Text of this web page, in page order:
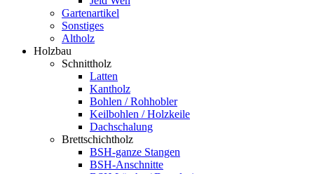
Gartenartikel
Sonstiges
Altholz
Holzbau
Schnittholz
Latten
Kantholz
Bohlen / Rohhobler
Keilbohlen / Holzkeile
Dachschalung
Brettschichtholz
BSH-ganze Stangen
BSH-Anschnitte